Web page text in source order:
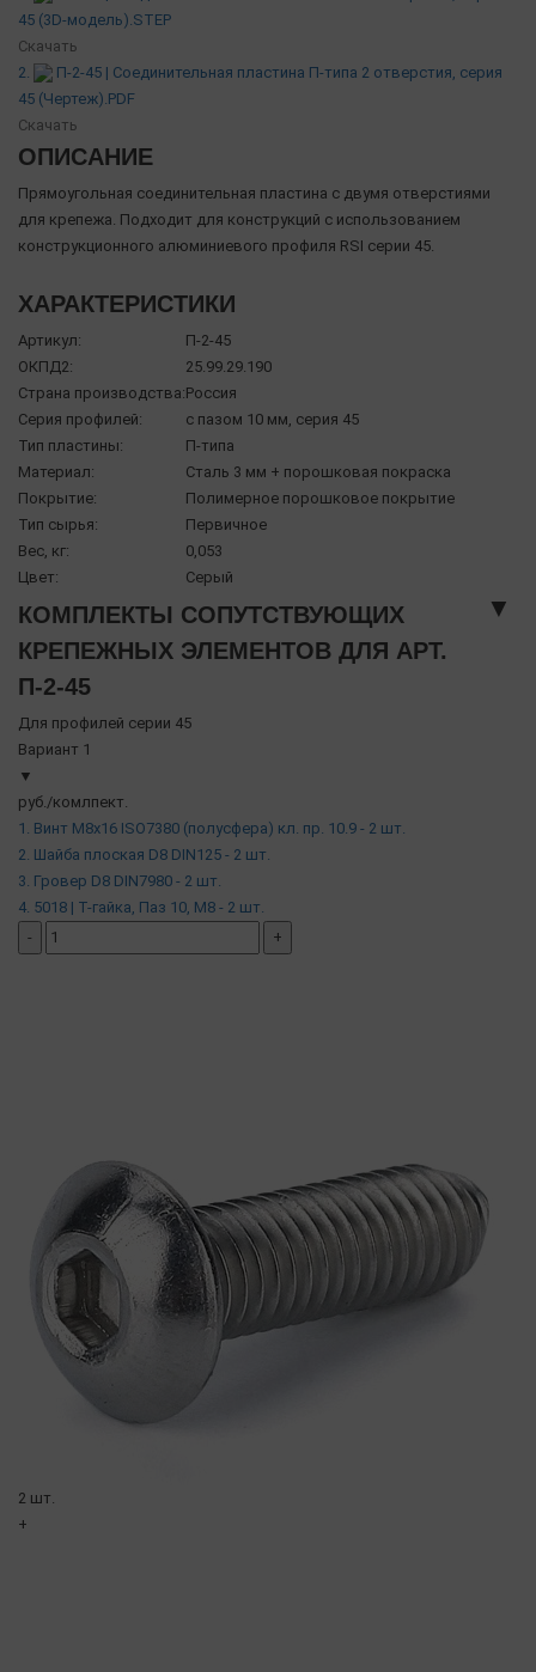
45 (3D-модель).STEP
Скачать
2.
П-2-45 | Соединительная пластина П-типа 2 отверстия, серия
45 (Чертеж).PDF
Скачать
ОПИСАНИЕ
Прямоугольная соединительная пластина с двумя отверстиями
для крепежа. Подходит для конструкций с использованием
конструкционного алюминиевого профиля RSI серии 45.
ХАРАКТЕРИСТИКИ
Артикул:
П-2-45
ОКПД2:
25.99.29.190
Страна производства:Россия
Серия профилей:
с пазом 10 мм, серия 45
Тип пластины:
П-типа
Материал:
Сталь 3 мм + порошковая покраска
Покрытие:
Полимерное порошковое покрытие
Тип сырья:
Первичное
Вес, кг:
0,053
Цвет:
Серый
КОМПЛЕКТЫ СОПУТСТВУЮЩИХ
КРЕПЕЖНЫХ ЭЛЕМЕНТОВ ДЛЯ АРТ.
П-2-45
▼
Для профилей серии 45
Вариант 1
▼
руб./комлпект.
1. Винт М8х16 ISO7380 (полусфера) кл. пр. 10.9 - 2 шт.
2. Шайба плоская D8 DIN125 - 2 шт.
3. Гровер D8 DIN7980 - 2 шт.
4. 5018 | Т-гайка, Паз 10, М8 - 2 шт.
-
+
2 шт.
+